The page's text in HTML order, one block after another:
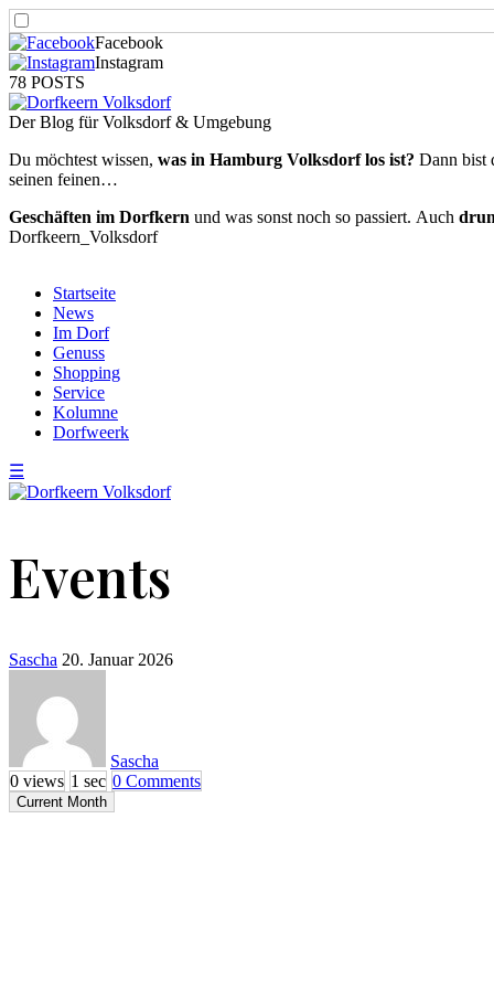
Facebook
Instagram
78 POSTS
Der Blog für Volksdorf & Umgebung
Du möchtest wissen, was in Hamburg Volksdorf los ist? Dann bist
seinen feinen…
Geschäften im Dorfkern und was sonst noch so passiert. Auch
Dorfkeern_Volksdorf
Startseite
News
Im Dorf
Genuss
Shopping
Service
Kolumne
Dorfweerk
☰
Events
Sascha 20. Januar 2026
Sascha
0 views 1 sec 0 Comments
Current Month